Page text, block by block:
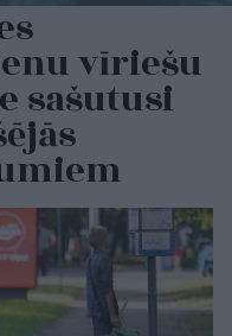
vīriešu
sašutusi